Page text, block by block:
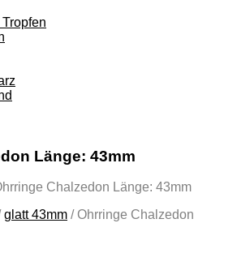
Länge: 43mm
Chalzedon Länge: 43mm
glatt 43mm /Ohrringe Chalzedon